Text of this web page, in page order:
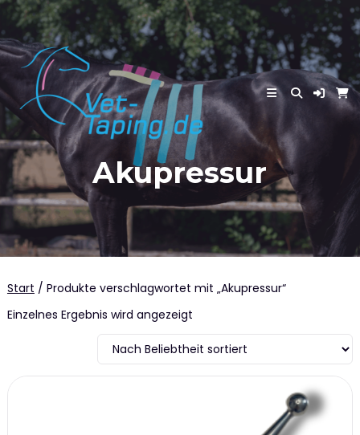
Skip
content
Akupressur
Start / Produkte verschlagwortet mit „Akupressur“
Einzelnes Ergebnis wird angezeigt